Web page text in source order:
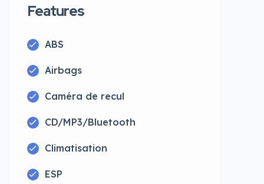
Features
ABS
Airbags
Caméra de recul
CD/MP3/Bluetooth
Climatisation
ESP